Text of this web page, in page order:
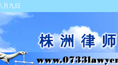
月九日